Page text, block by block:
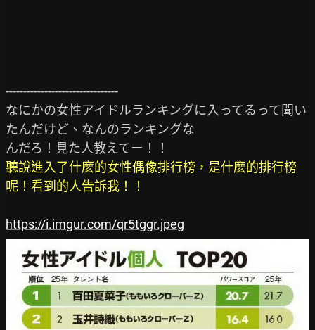
--------------------------------
なにかの女性アイドルランキングに入ってるって聞い
たんだけど、なんのランキングな
聽說進入了什麼的女性偶像排行榜，是什麼的排行榜
呢！看到的人告訴我！！
https://i.imgur.com/qr5tggr.jpeg